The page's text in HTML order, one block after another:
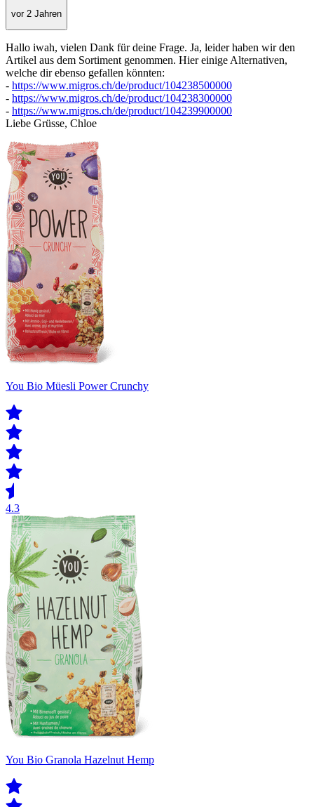
vor 2 Jahren
Hallo iwah, vielen Dank für deine Frage. Ja, leider haben wir den
Artikel aus dem Sortiment genommen. Hier einige Alternativen,
welche dir ebenso gefallen könnten:
- https://www.migros.ch/de/product/104238500000
- https://www.migros.ch/de/product/104238300000
- https://www.migros.ch/de/product/104239900000
Liebe Grüsse, Chloe
You Bio Müesli Power Crunchy
4.3
You Bio Granola Hazelnut Hemp